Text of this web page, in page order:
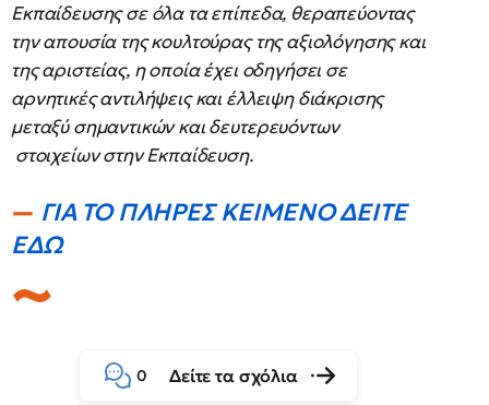
Εκπαίδευσης σε όλα τα επίπεδα, θεραπεύοντας
την απουσία της κουλτούρας της αξιολόγησης και
της αριστείας, η οποία έχει οδηγήσει σε
αρνητικές αντιλήψεις και έλλειψη διάκρισης
μεταξύ σημαντικών και δευτερευόντων
στοιχείων στην Εκπαίδευση.
ΓΙΑ ΤΟ ΠΛΗΡΕΣ ΚΕΙΜΕΝΟ ΔΕΙΤΕ
ΕΔΩ
0 Δείτε τα σχόλια